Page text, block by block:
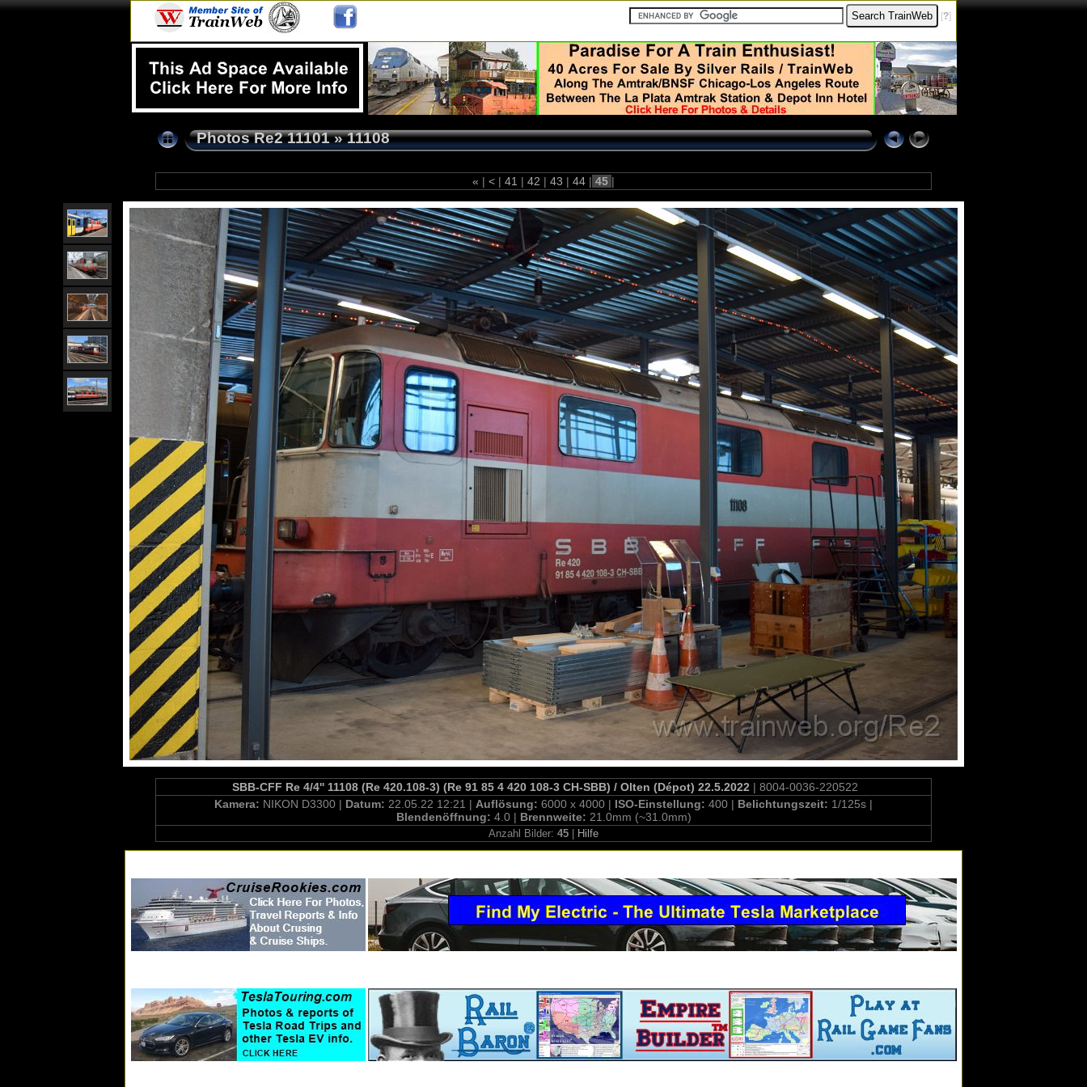
[?]
Photos Re2 11101»11108
« | < | 41 | 42 | 43 | 44 | 45 |
SBB-CFF Re 4/4'' 11108 (Re 420.108-3) (Re 91 85 4 420 108-3 CH-SBB) / Olten (Dépot) 22.5.2022 | 8004-0036-220522
Kamera: NIKON D3300 | Datum: 22.05.22 12:21 | Auflösung: 6000 x 4000 | ISO-Einstellung: 400 | Belichtungszeit: 1/125s |
Blendenöffnung: 4.0 | Brennweite: 21.0mm (~31.0mm)
Anzahl Bilder: 45 Hilfe